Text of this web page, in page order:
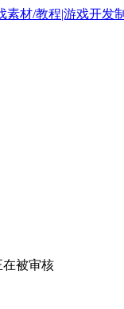
在被审核